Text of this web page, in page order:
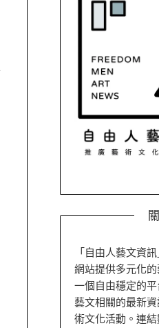
「自由人藝文資
網站提供多元化
一個自由穩定的
藝文相關的最新
術文化活動。連